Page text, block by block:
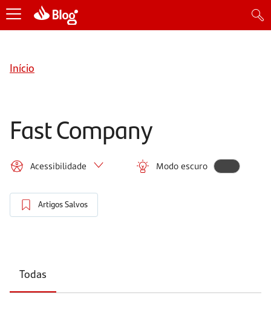
Início
Fast Company
Acessibilidade Modo escuro
Artigos Salvos
Todas